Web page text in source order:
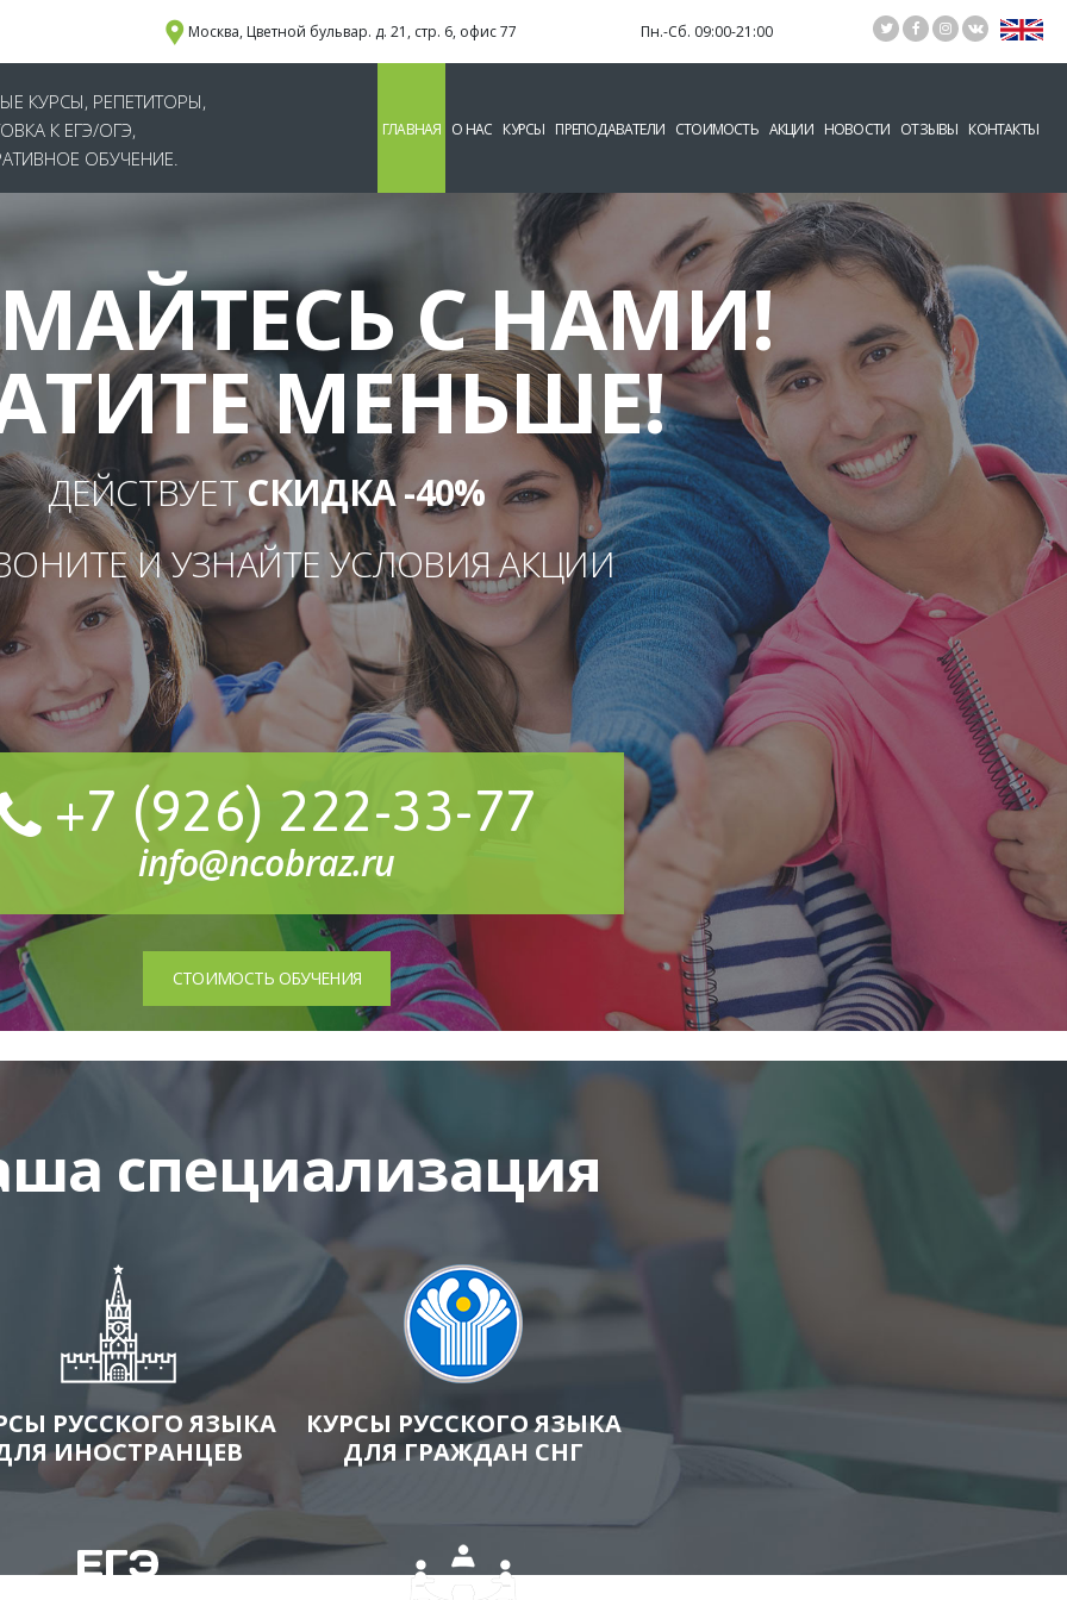
Москва, Цветной бульвар. д. 21, стр. 6, офис 77 Пн.-Сб. 09:00-21:00
КУРСЫ, РЕПЕТИТОРЫ,
К ЕГЭ/ОГЭ,
ОБУЧЕНИЕ.
ГЛАВНАЯ О НАС КУРСЫ ПРЕПОДАВАТЕЛИ СТОИМОСТЬ АКЦИИ НОВОСТИ ОТЗЫВЫ КОНТАКТЫ
С НАМИ!
МЕНЬШЕ!
ДЕЙСТВУЕТСКИДКА -40%
И УЗНАЙТЕ УСЛОВИЯ АКЦИИ
+7 (926) 222-33-77
info@ncobraz.ru
СТОИМОСТЬ ОБУЧЕНИЯ
специализация
РУССКОГО ЯЗЫКА
ИНОСТРАНЦЕВ
КУРСЫ РУССКОГО ЯЗЫКА
ДЛЯ ГРАЖДАН СНГ